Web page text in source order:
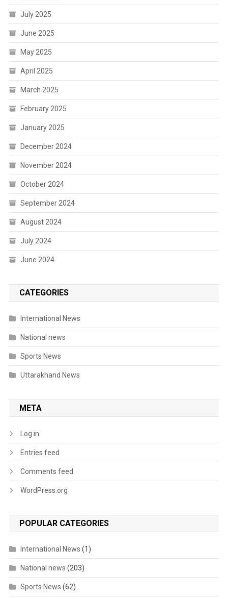
July 2025
June 2025
May 2025
April 2025
March 2025
February 2025
January 2025
December 2024
November 2024
October 2024
September 2024
August 2024
July 2024
June 2024
CATEGORIES
International News
National news
Sports News
Uttarakhand News
META
Log in
Entries feed
Comments feed
WordPress.org
POPULAR CATEGORIES
International News (1)
National news (203)
Sports News (62)